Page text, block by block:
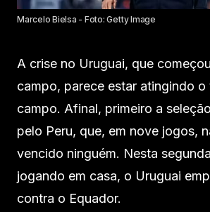
Marcelo Bielsa - Foto: Getty Image
A crise no Uruguai, que
campo, parece estar atingindo
campo. Afinal, primeiro a
pelo Peru, que, em nove jogos,
vencido ninguém. Nesta
jogando em casa, o Uruguai
contra o Equador.